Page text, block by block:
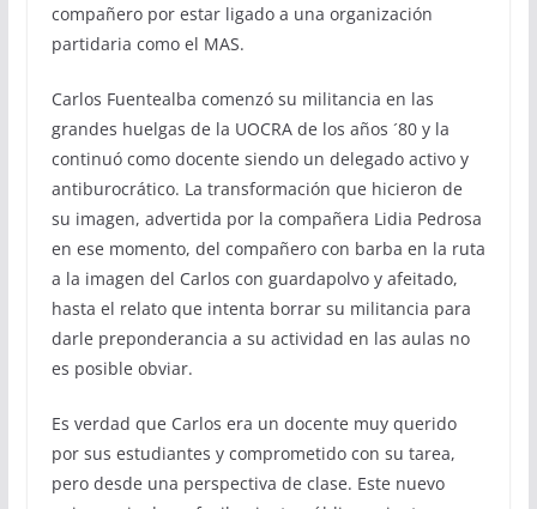
compañero por estar ligado a una organización
partidaria como el MAS.
Carlos Fuentealba comenzó su militancia en las
grandes huelgas de la UOCRA de los años ´80 y la
continuó como docente siendo un delegado activo y
antiburocrático. La transformación que hicieron de
su imagen, advertida por la compañera Lidia Pedrosa
en ese momento, del compañero con barba en la ruta
a la imagen del Carlos con guardapolvo y afeitado,
hasta el relato que intenta borrar su militancia para
darle preponderancia a su actividad en las aulas no
es posible obviar.
Es verdad que Carlos era un docente muy querido
por sus estudiantes y comprometido con su tarea,
pero desde una perspectiva de clase. Este nuevo